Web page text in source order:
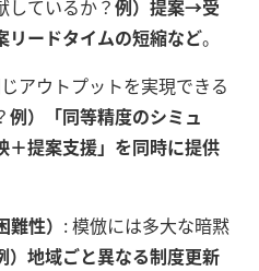
しているか？例）提案→受
リードタイムの短縮など。
アウトプットを実現できる
例）「同等精度のシミュ
＋提案支援」を同時に提供
性） : 模倣には多大な暗黙
）地域ごと異なる制度更新